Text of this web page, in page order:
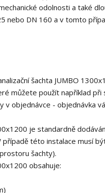
odolnosti a také
nebo DN 160 a v tomto
šachta JUMBO
můžete použít například
objednávce - objednávka
je standardně
této instalace musí
šachty).
obsahuje: